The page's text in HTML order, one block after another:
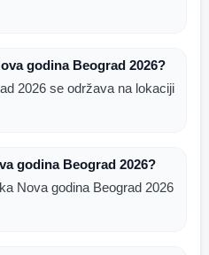
godina Beograd 2026?
2026 se održava na lokaciji
godina Beograd 2026?
Nova godina Beograd 2026